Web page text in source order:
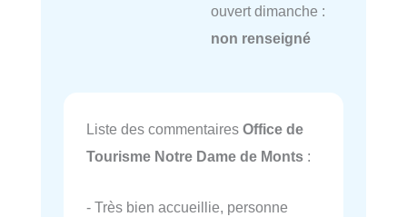
ouvert dimanche :
non renseigné
Liste des commentaires Office de
Tourisme Notre Dame de Monts :
- Très bien accueillie, personne